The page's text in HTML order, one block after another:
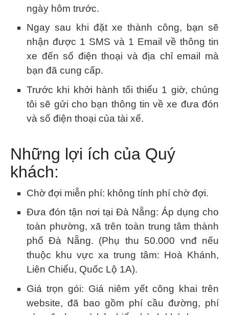
ngày hôm trước.
Ngay sau khi đặt xe thành công, bạn sẽ
nhận được 1 SMS và 1 Email về thông tin
xe đến số điện thoại và địa chỉ email mà
bạn đã cung cấp.
Trước khi khởi hành tối thiểu 1 giờ, chúng
tôi sẽ gửi cho bạn thông tin về xe đưa đón
và số điện thoại của tài xế.
Những lợi ích của Quý
khách:
Chờ đợi miễn phí: không tính phí chờ đợi.
Đưa đón tận nơi tại Đà Nẵng: Áp dụng cho
toàn phường, xã trên toàn trung tâm thành
phố Đà Nẵng. (Phụ thu 50.000 vnđ nếu
thuộc khu vực xa trung tâm: Hoà Khánh,
Liên Chiểu, Quốc Lộ 1A).
Giá trọn gói: Giá niêm yết công khai trên
website, đã bao gồm phí cầu đường, phí